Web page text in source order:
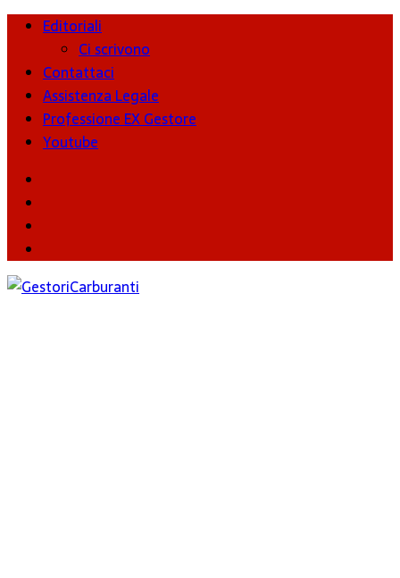
Editoriali
Ci scrivono
Contattaci
Assistenza Legale
Professione EX Gestore
Youtube